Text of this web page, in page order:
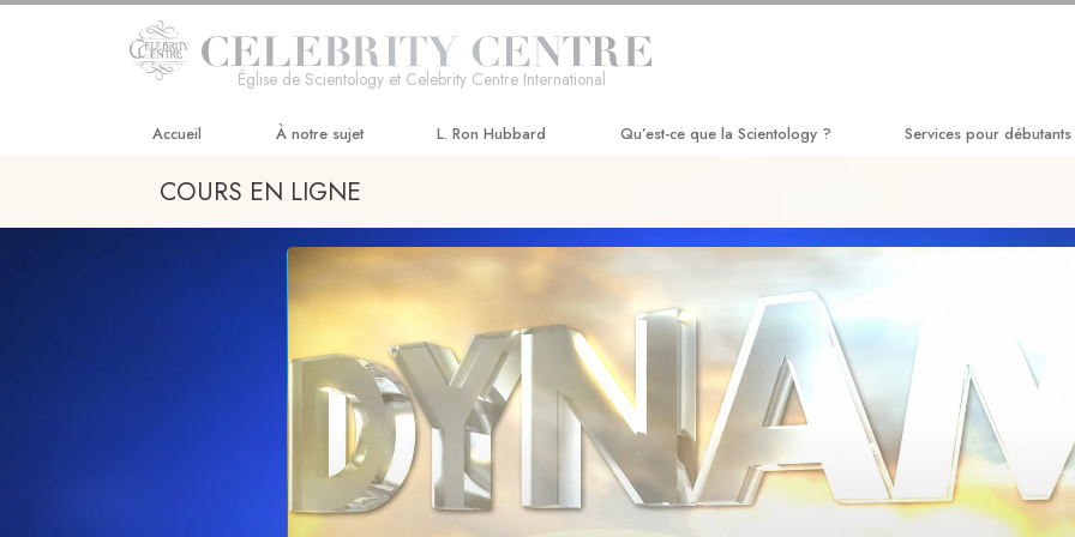
Église de Scientology et Celebrity Centre International
Accueil À notre sujet L. Ron Hubbard Qu’est-ce que la Scientology ?
Credos et Codes de Scientologie
Les scientologues et la Scientologie
Rencontrez un scientologue
À l’intérieur d’une église
Les principes de base de la
Scientologie
La Dianétique : Une introduction
Services pour débutants
Cours d’efficacité
Réussir par la
COURS EN LIGNE